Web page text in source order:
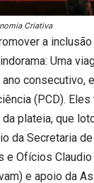
Criativa
a
Uma
consecutivo,
(PCD).
plateia, que
da Secretaria
Ofícios
e apoio da